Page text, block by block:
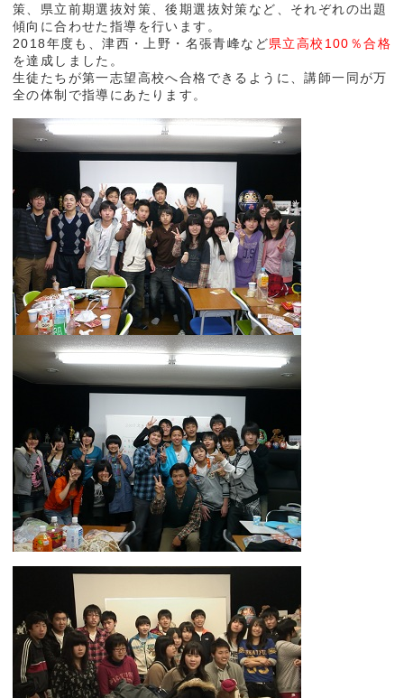
策、県立前期選抜対策、後期選抜対策など、それぞれの出題
傾向に合わせた指導を行います。
2018年度も、津西・上野・名張青峰など県立高校 100％合格
を達成しました。
生徒たちが第一志望高校へ合格できるように、講師一同が万
全の体制で指導にあたります。